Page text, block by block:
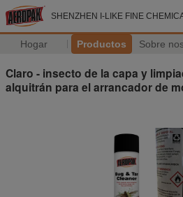
SHENZHEN I-LIKE FINE
Hogar Productos Sobre
Claro - insecto de la capa y
alquitrán para el arrancador de